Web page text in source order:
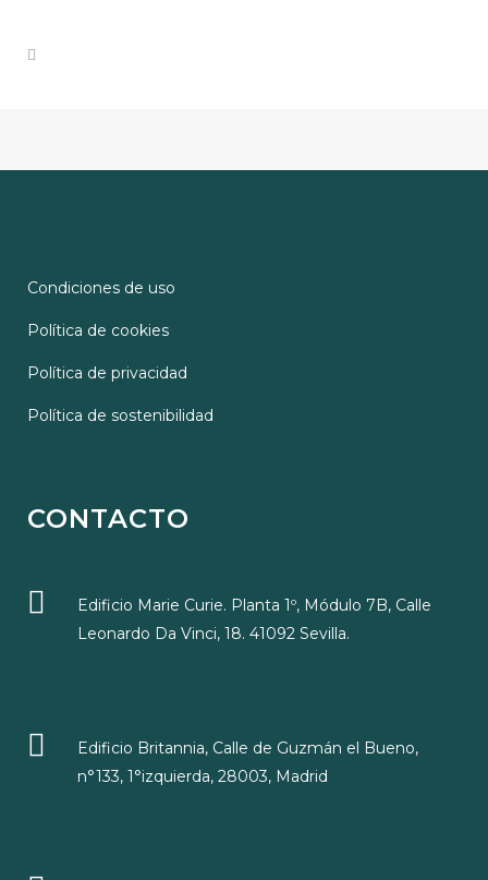
Condiciones de uso
Política de cookies
Política de privacidad
Política de sostenibilidad
CONTACTO
Edificio Marie Curie. Planta 1º, Módulo 7B, Calle
Leonardo Da Vinci, 18. 41092 Sevilla.
Edificio Britannia, Calle de Guzmán el Bueno,
n°133, 1°izquierda, 28003, Madrid